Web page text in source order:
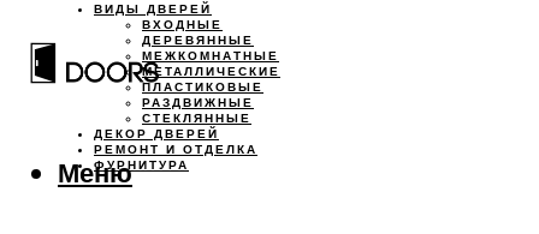
ВИДЫ ДВЕРЕЙ
ВХОДНЫЕ
ДЕРЕВЯННЫЕ
МЕЖКОМНАТНЫЕ
МЕТАЛЛИЧЕСКИЕ
ПЛАСТИКОВЫЕ
РАЗДВИЖНЫЕ
СТЕКЛЯННЫЕ
ДЕКОР ДВЕРЕЙ
РЕМОНТ И ОТДЕЛКА
ФУРНИТУРА
Меню